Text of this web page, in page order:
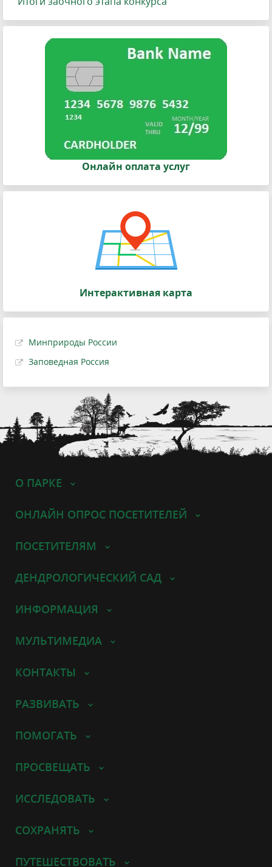
Онлайн оплата услуг
Интерактивная карта
Минприроды России
Заповедная Россия
О ПАРКЕ
ОНЛАЙН ОПРОС ПОСЕТИТЕЛЕЙ
ПОСЕТИТЕЛЯМ
ДЕНДРОЛОГИЧЕСКИЙ САД
ИНФОРМАЦИЯ
МУЛЬТИМЕДИА
КОНТАКТЫ
РАЗВИВАТЬ
ПОМОГАТЬ
ПРОСВЕЩАТЬ
ИССЛЕДОВАТЬ
СОХРАНЯТЬ
ПУТЕШЕСТВОВАТЬ